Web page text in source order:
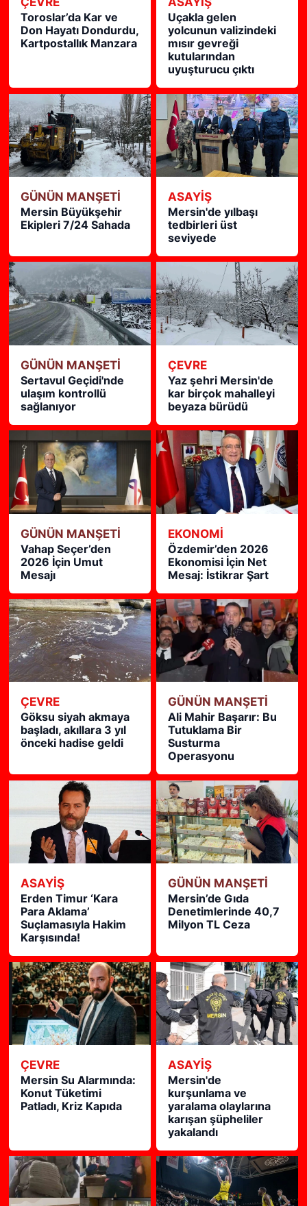
Toroslar’da Kar ve
Don Hayatı Dondurdu,
Kartpostallık Manzara
Uçakla gelen
yolcunun valizindeki
mısır gevreği
kutularından
uyuşturucu çıktı
GÜNÜN MANŞETİ
Mersin Büyükşehir
Ekipleri 7/24 Sahada
ASAYİŞ
Mersin'de yılbaşı
tedbirleri üst
seviyede
GÜNÜN MANŞETİ
Sertavul Geçidi'nde
ulaşım kontrollü
sağlanıyor
ÇEVRE
Yaz şehri Mersin'de
kar birçok mahalleyi
beyaza bürüdü
GÜNÜN MANŞETİ
Vahap Seçer’den
2026 İçin Umut
Mesajı
EKONOMİ
Özdemir’den 2026
Ekonomisi İçin Net
Mesaj: İstikrar Şart
ÇEVRE
Göksu siyah akmaya
başladı, akıllara 3 yıl
önceki hadise geldi
GÜNÜN MANŞETİ
Ali Mahir Başarır: Bu
Tutuklama Bir
Susturma
Operasyonu
ASAYİŞ
Erden Timur ‘Kara
Para Aklama’
Suçlamasıyla Hakim
Karşısında!
GÜNÜN MANŞETİ
Mersin’de Gıda
Denetimlerinde 40,7
Milyon TL Ceza
ÇEVRE
Mersin Su Alarmında:
Konut Tüketimi
Patladı, Kriz Kapıda
ASAYİŞ
Mersin'de
kurşunlama ve
yaralama olaylarına
karışan şüpheliler
yakalandı